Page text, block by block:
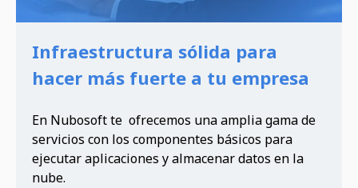
Infraestructura sólida para
hacer más fuerte a tu empresa
En Nubosoft te ofrecemos una amplia gama de
servicios con los componentes básicos para
ejecutar aplicaciones y almacenar datos en la
nube.